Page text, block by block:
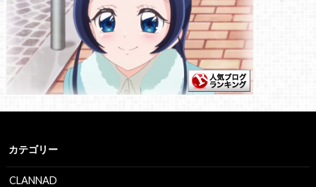
カテゴリー
CLANNAD